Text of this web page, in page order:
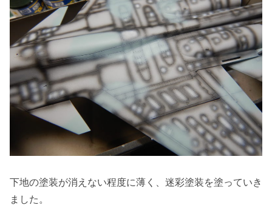
下地の塗装が消えない程度に薄く、迷彩塗装を塗っていき
ました。